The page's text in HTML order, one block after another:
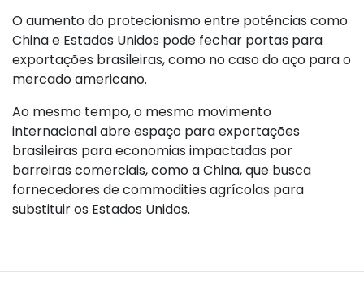
O aumento do protecionismo entre potências como
China e Estados Unidos pode fechar portas para
exportações brasileiras, como no caso do aço para o
mercado americano.
Ao mesmo tempo, o mesmo movimento
internacional abre espaço para exportações
brasileiras para economias impactadas por
barreiras comerciais, como a China, que busca
fornecedores de commodities agrícolas para
substituir os Estados Unidos.